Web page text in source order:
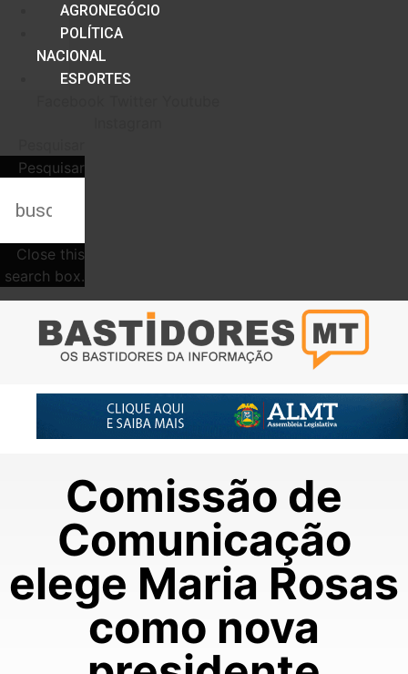
AGRONEGÓCIO
POLÍTICA
NACIONAL
ESPORTES
Pesquisar
Close this
search box.
Comissão de
Comunicação
elege Maria Rosas
como nova